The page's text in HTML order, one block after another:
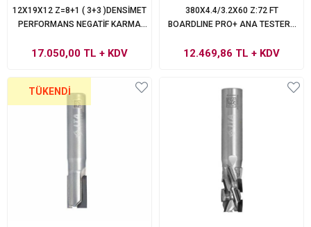
12X19X12 Z=8+1 ( 3+3 )DENSİMET
PERFORMANS NEGATİF KARMA
17.050,00 TL + KDV
380X4.4/3.2X60 Z:72 FT
BOARDLINE PRO+ ANA TESTERE
12.469,86 TL + KDV
TÜKENDI